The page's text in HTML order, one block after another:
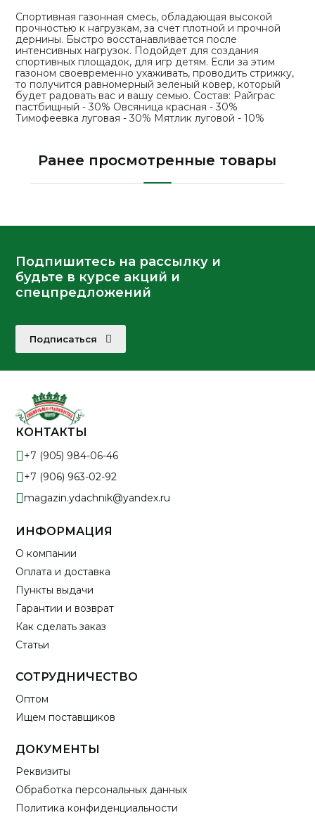
Спортивная газонная смесь, обладающая высокой
прочностью к нагрузкам, за счет плотной и прочной
дернины. Быстро восстанавливается после
интенсивных нагрузок. Подойдет для создания
спортивных площадок, для игр детям. Если за этим
газоном своевременно ухаживать, проводить стрижку,
то получится равномерный зеленый ковер, который
будет радовать вас и вашу семью. Состав: Райграс
пастбищный - 30% Овсяница красная - 30%
Тимофеевка луговая - 30% Мятлик луговой - 10%
Ранее просмотренные товары
Подпишитесь на рассылку и
будьте в курсе акций и
спецпредложений
Подписаться
КОНТАКТЫ
+7 (905) 984-06-46
+7 (906) 963-02-92
magazin.ydachnik@yandex.ru
ИНФОРМАЦИЯ
О компании
Оплата и доставка
Пункты выдачи
Гарантии и возврат
Как сделать заказ
Статьи
СОТРУДНИЧЕСТВО
Оптом
Ищем поставщиков
ДОКУМЕНТЫ
Реквизиты
Обработка персональных данных
Политика конфиденциальности